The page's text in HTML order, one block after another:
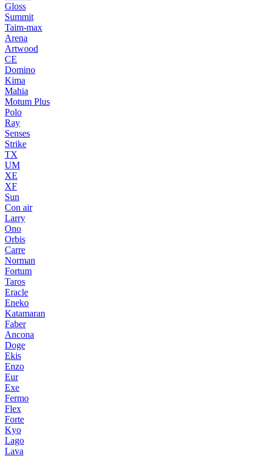
Gloss
Summit
Taim-max
Arena
Artwood
CE
Domino
Kima
Mahia
Motum Plus
Polo
Ray
Senses
Strike
TX
UM
XE
XF
Sun
Con air
Larry
Ono
Orbis
Carre
Norman
Fortum
Taros
Eracle
Eneko
Katamaran
Faber
Ancona
Doge
Ekis
Enzo
Eur
Exe
Fermo
Flex
Forte
Kyo
Lago
Lava